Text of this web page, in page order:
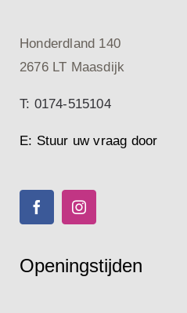
Honderdland 140
2676 LT Maasdijk
T: 0174-515104
E: Stuur uw vraag door
Openingstijden